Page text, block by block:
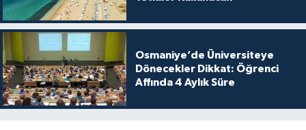
Osmaniye’de Üniversiteye
Dönecekler Dikkat: Öğrenci
Affında 4 Aylık Süre